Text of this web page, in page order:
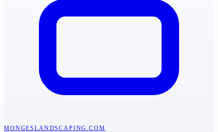
MONGESLANDSCAPING.COM